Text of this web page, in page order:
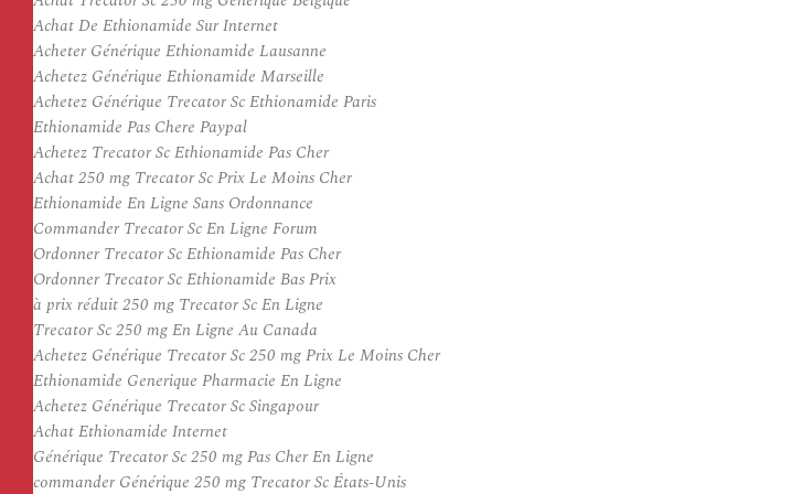
Achat De Ethionamide Sur Internet
Acheter Générique Ethionamide Lausanne
Achetez Générique Ethionamide Marseille
Achetez Générique Trecator Sc Ethionamide Paris
Ethionamide Pas Chere Paypal
Achetez Trecator Sc Ethionamide Pas Cher
Achat 250 mg Trecator Sc Prix Le Moins Cher
Ethionamide En Ligne Sans Ordonnance
Commander Trecator Sc En Ligne Forum
Ordonner Trecator Sc Ethionamide Pas Cher
Ordonner Trecator Sc Ethionamide Bas Prix
à prix réduit 250 mg Trecator Sc En Ligne
Trecator Sc 250 mg En Ligne Au Canada
Achetez Générique Trecator Sc 250 mg Prix Le Moins Cher
Ethionamide Generique Pharmacie En Ligne
Achetez Générique Trecator Sc Singapour
Achat Ethionamide Internet
Générique Trecator Sc 250 mg Pas Cher En Ligne
commander Générique 250 mg Trecator Sc États-Unis